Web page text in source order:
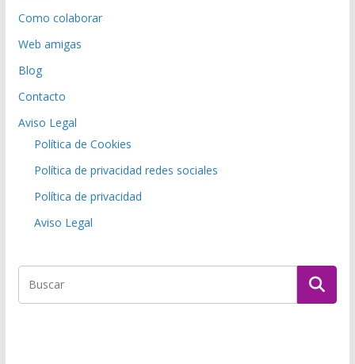
Como colaborar
Web amigas
Blog
Contacto
Aviso Legal
Política de Cookies
Política de privacidad redes sociales
Política de privacidad
Aviso Legal